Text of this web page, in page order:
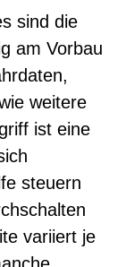
sind die
am Vorbau
weitere
ist eine
steuern
variiert je